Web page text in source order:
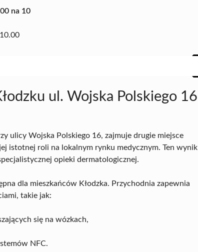
na 10
10.00
ul. Wojska Polskiego 16
ulicy Wojska Polskiego 16, zajmuje drugie miejsce
istotnej roli na lokalnym rynku medycznym. Ten wynik
opieki dermatologicznej.
dla mieszkańców Kłodzka. Przychodnia zapewnia
takie jak:
się na wózkach,
NFC.